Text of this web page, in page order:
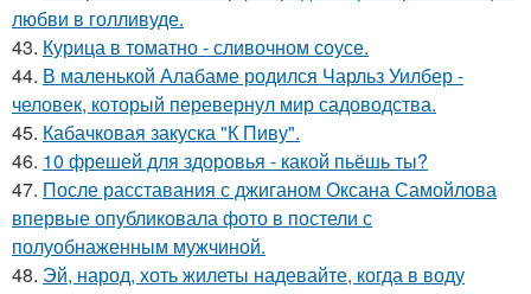
любви в голливуде.
43. Курица в томатно - сливочном соусе.
44. В маленькой Алабаме родился Чарльз Уилбер -
человек, который перевернул мир садоводства.
45. Кабачковая закуска "К Пиву".
46. 10 фрешей для здоровья - какой пьёшь ты?
47. После расставания с джиганом Оксана Самойлова
впервые опубликовала фото в постели с
полуобнаженным мужчиной.
48. Эй, народ, хоть жилеты надевайте, когда в воду